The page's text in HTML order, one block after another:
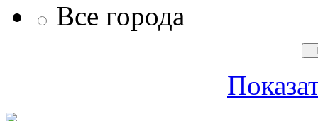
Все города